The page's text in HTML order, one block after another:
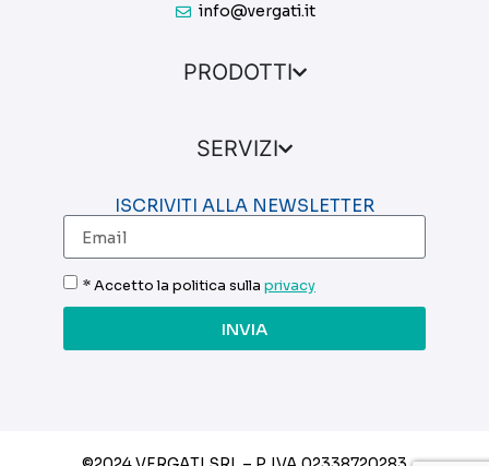
info@vergati.it
PRODOTTI
SERVIZI
ISCRIVITI ALLA NEWSLETTER
* Accetto la politica sulla privacy
INVIA